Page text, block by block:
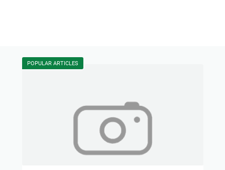
POPULAR ARTICLES